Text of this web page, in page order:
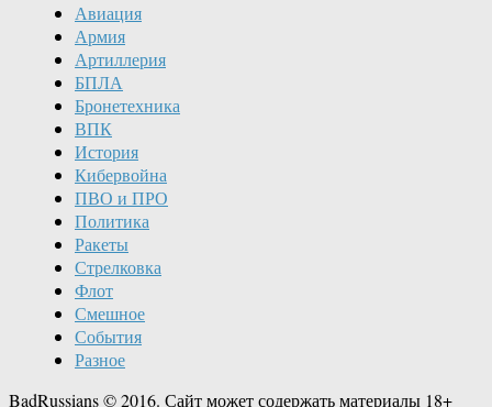
Авиация
Армия
Артиллерия
БПЛА
Бронетехника
ВПК
История
Кибервойна
ПВО и ПРО
Политика
Ракеты
Стрелковка
Флот
Смешное
События
Разное
BadRussians © 2016. Сайт может содержать материалы 18+